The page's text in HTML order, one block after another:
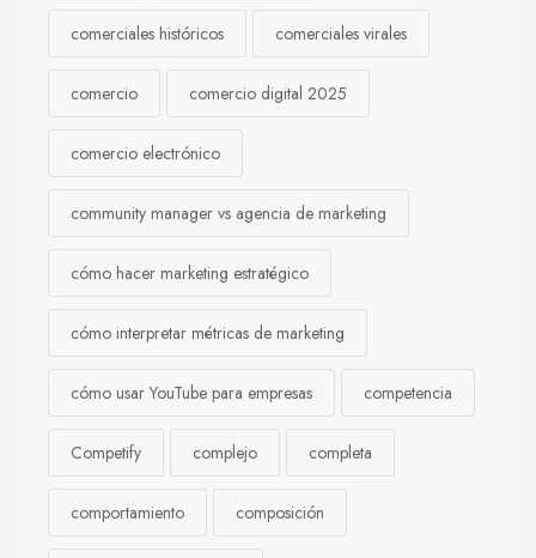
comerciales históricos comerciales virales
comercio comercio digital 2025
comercio electrónico
community manager vs agencia de marketing
cómo hacer marketing estratégico
cómo interpretar métricas de marketing
cómo usar YouTube para empresas competencia
Competify complejo completa
comportamiento composición